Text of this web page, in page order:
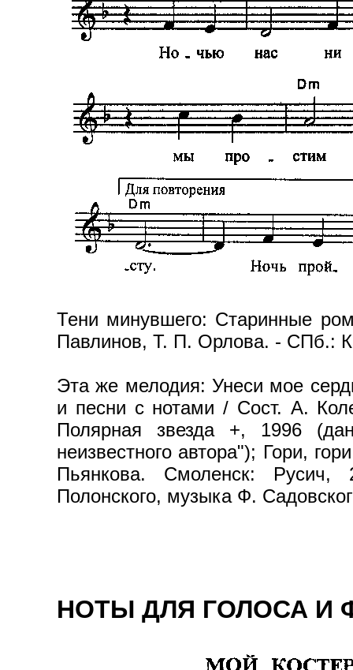
Тени минувшего: Старинные
Павлинов, Т. П. Орлова. - СПб.:
Эта же мелодия: Унеси мое
и песни с нотами / Сост. А.
Полярная звезда +, 1996
неизвестного автора"); Гори,
Пьянкова. Смоленск:
Полонского, музыка Ф.
НОТЫ ДЛЯ ГОЛОСА И